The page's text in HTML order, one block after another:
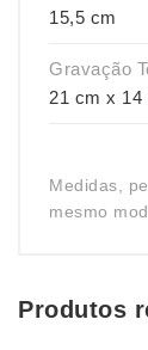
15,5 cm
Gravação
21 cm x 14
Medidas,
mesmo
Produtos